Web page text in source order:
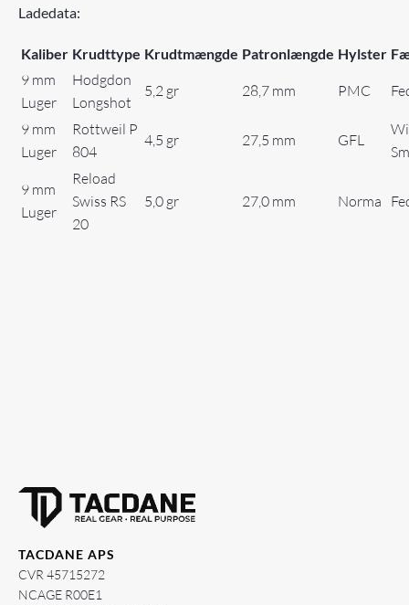
Ladedata:
Kaliber Krudttype Krudtmængde Patronlængde Hylster
9 mm
Luger
Hodgdon
Longshot
5,2 gr 28,7 mm PMC
9 mm
Luger
Rottweil P
804
4,5 gr 27,5 mm GFL
9 mm
Luger
Reload
Swiss RS
20
5,0 gr 27,0 mm Norma
TACDANE APS
CVR 45715272
NCAGE R00E1